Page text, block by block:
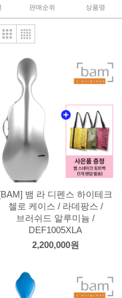
판매순위 상품명
뱀 라 디펜스 하이테크
첼로 케이스 / 라데팡스 /
브러쉬드 알루미늄 /
DEF1005XLA
2,200,000원